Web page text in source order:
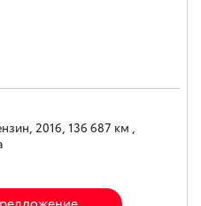
2016, 136 687 км ,